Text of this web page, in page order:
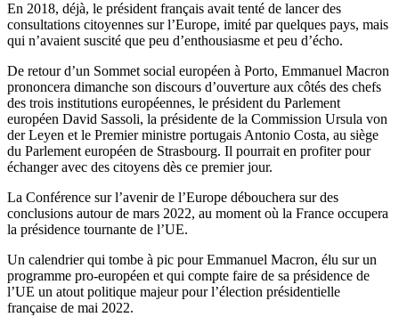
En 2018, déjà, le président français avait tenté de lancer des
consultations citoyennes sur l’Europe, imité par quelques pays, mais
qui n’avaient suscité que peu d’enthousiasme et peu d’écho.
De retour d’un Sommet social européen à Porto, Emmanuel Macron
prononcera dimanche son discours d’ouverture aux côtés des chefs
des trois institutions européennes, le président du Parlement
européen David Sassoli, la présidente de la Commission Ursula von
der Leyen et le Premier ministre portugais Antonio Costa, au siège
du Parlement européen de Strasbourg. Il pourrait en profiter pour
échanger avec des citoyens dès ce premier jour.
La Conférence sur l’avenir de l’Europe débouchera sur des
conclusions autour de mars 2022, au moment où la France occupera
la présidence tournante de l’UE.
Un calendrier qui tombe à pic pour Emmanuel Macron, élu sur un
programme pro-européen et qui compte faire de sa présidence de
l’UE un atout politique majeur pour l’élection présidentielle
française de mai 2022.